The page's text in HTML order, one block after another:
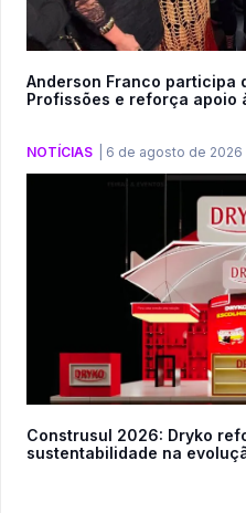
Anderson Franco participa
Profissões e reforça apoio
NOTÍCIAS 6 de agosto de 2026
Construsul 2026: Dryko
sustentabilidade na